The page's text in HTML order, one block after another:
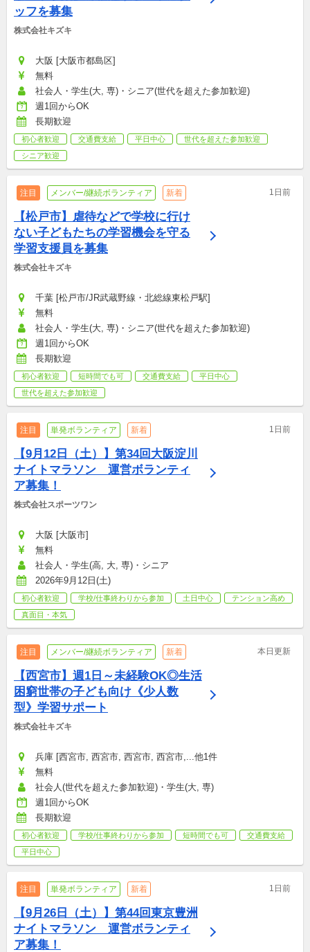
ッフを募集
株式会社キズキ
大阪 [大阪市都島区]
無料
社会人・学生(大, 専)・シニア(世代を超えた参加歓迎)
週1回からOK
長期歓迎
初心者歓迎 交通費支給 平日中心
世代を超えた参加歓迎
シニア歓迎
注目 メンバー/継続ボランティア 新着 1日前
【松戸市】虐待などで学校に行け
ない子どもたちの学習機会を守る
学習支援員を募集
株式会社キズキ
千葉 [松戸市/JR武蔵野線・北総線東松戸駅]
無料
社会人・学生(大, 専)・シニア(世代を超えた参加歓迎)
週1回からOK
長期歓迎
初心者歓迎 短時間でも可 交通費支給
平日中心
世代を超えた参加歓迎
注目 単発ボランティア 新着 1日前
【9月12日（土）】第34回大阪淀川
ナイトマラソン　運営ボランティ
ア募集！
株式会社スポーツワン
大阪 [大阪市]
無料
社会人・学生(高, 大, 専)・シニア
2026年9月12日(土)
初心者歓迎 学校/仕事終わりから参加 土日中心
テンション高め
真面目・本気
注目 メンバー/継続ボランティア 新着 本日更新
【西宮市】週1日～未経験OK◎生活
困窮世帯の子ども向け《少人数
型》学習サポート
株式会社キズキ
兵庫 [西宮市, 西宮市, 西宮市, 西宮市,...他1件
無料
社会人(世代を超えた参加歓迎)・学生(大, 専)
週1回からOK
長期歓迎
初心者歓迎 学校/仕事終わりから参加 短時間でも可
交通費支給
平日中心
注目 単発ボランティア 新着 1日前
【9月26日（土）】第44回東京豊洲
ナイトマラソン　運営ボランティ
ア募集！